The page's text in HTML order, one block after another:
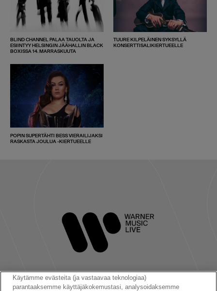
BLIND CHANNEL PALAA TAUOLTA JA
ESIINTYY HELSINGIN JÄÄHALLIN BLACK
BOXISSA 14. MARRASKUUTA
TUURE KILPELÄINEN SYKSYLLÄ
KONSERTTISALIKIERTUEELLE
POPIN SUPERTÄHTI BESS VIERAILIJAKSI
RASKASTA JOULUA -KIERTUEELLE
Käytämme evästeita (ja vastaavaa teknologiaa)
parantaaksemme käyttäjäkokemustasi, analysoidaksemme